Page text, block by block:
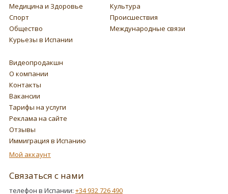
Медицина и Здоровье
Культура
Спорт
Происшествия
Общество
Международные связи
Курьезы в Испании
Видеопродакшн
О компании
Контакты
Вакансии
Тарифы на услуги
Реклама на сайте
Отзывы
Иммиграция в Испанию
Мой аккаунт
Связаться с нами
телефон в Испании: +34 932 726 490